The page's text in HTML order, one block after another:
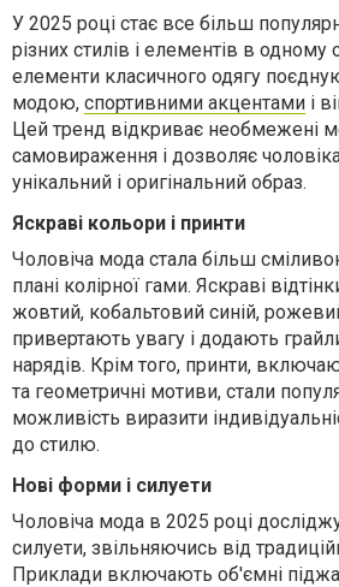
У 2025 році стає все більш
різних стилів і елементів в одному
елементи класичного одягу
модою, спортивними акцентами і
Цей тренд відкриває необмежені
самовираження і дозволяє
унікальний і оригінальний образ.
Яскраві кольори і принти
Чоловіча мода стала більш
плані колірної гами. Яскраві
жовтий, кобальтовий синій,
привертають увагу і додають
нарядів. Крім того, принти,
та геометричні мотиви, стали
можливість виразити
до стилю.
Нові форми і силуети
Чоловіча мода в 2025 році
силуети, звільняючись від
Приклади включають об'ємні